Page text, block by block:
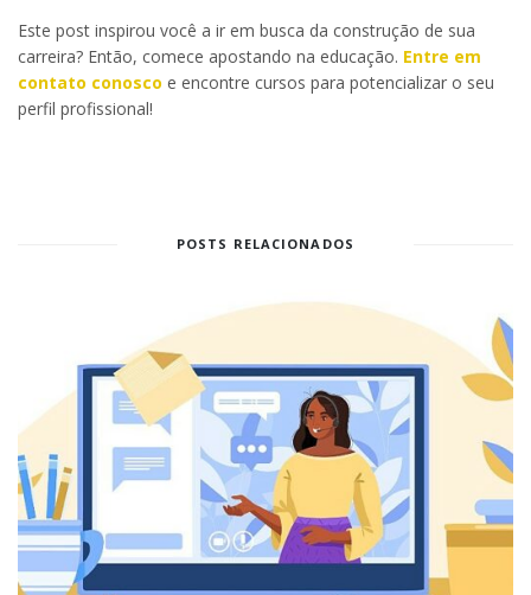
Este post inspirou você a ir em busca da construção de sua
carreira? Então, comece apostando na educação. Entre em
contato conosco e encontre cursos para potencializar o seu
perfil profissional!
POSTS RELACIONADOS